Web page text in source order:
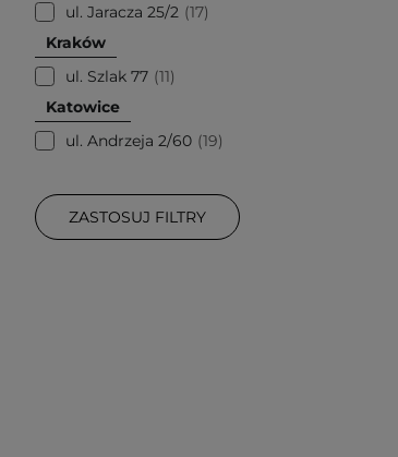
ul. Jaracza 25/2 17
Kraków
ul. Szlak 77 11
Katowice
ul. Andrzeja 2/60 19
ZASTOSUJ FILTRY